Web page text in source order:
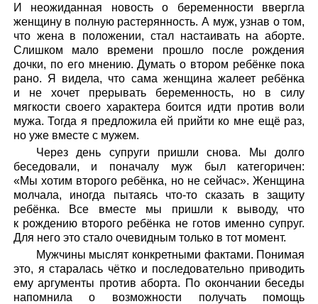
И неожиданная новость о беременности ввергла
женщину в полную растерянность. А муж, узнав о том,
что жена в положении, стал настаивать на аборте.
Слишком мало времени прошло после рождения
дочки, по его мнению. Думать о втором ребёнке пока
рано. Я видела, что сама женщина жалеет ребёнка
и не хочет прерывать беременность, но в силу
мягкости своего характера боится идти против воли
мужа. Тогда я предложила ей прийти ко мне ещё раз,
но уже вместе с мужем.
Через день супруги пришли снова. Мы долго
беседовали, и поначалу муж был категоричен:
«Мы хотим второго ребёнка, но не сейчас». Женщина
молчала, иногда пытаясь что-то сказать в защиту
ребёнка. Все вместе мы пришли к выводу, что
к рождению второго ребёнка не готов именно супруг.
Для него это стало очевидным только в тот момент.
Мужчины мыслят конкретными фактами. Понимая
это, я старалась чётко и последовательно приводить
ему аргументы против аборта. По окончании беседы
напомнила о возможности получать помощь